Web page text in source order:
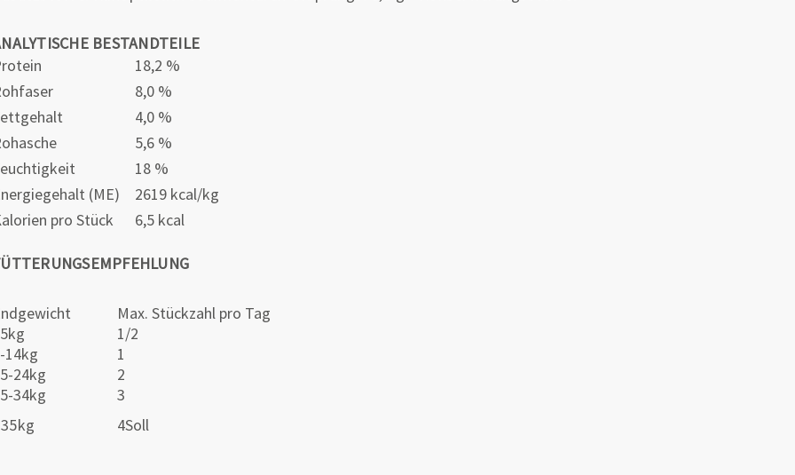
BESTANDTEILE
18,2 %
8,0 %
4,0 %
5,6 %
18 %
(ME)
2619 kcal/kg
pro Stück
6,5 kcal
Max. Stückzahl pro Tag
1/2
14kg
1
24kg
2
34kg
3
4Soll